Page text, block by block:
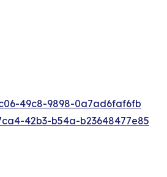
49c8-9898-0a7ad6faf6fb
42b3-b54a-b23648477e85